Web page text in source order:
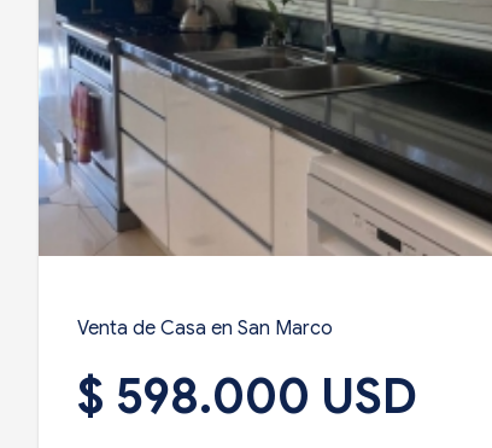
Venta de Casa en San Marco
$ 598.000 USD